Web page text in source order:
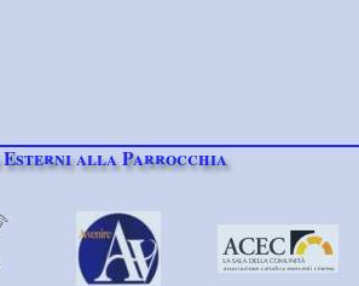
Esterni alla Parrocchia